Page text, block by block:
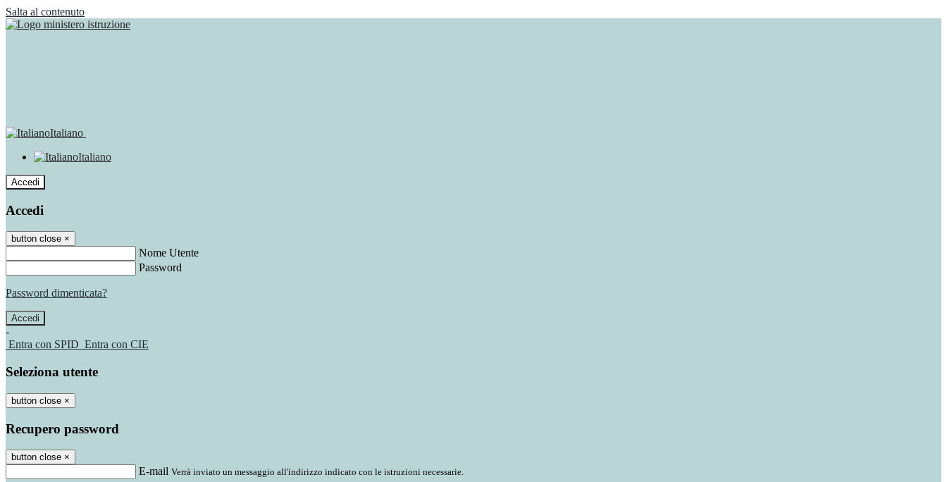
Salta al contenuto
Italiano
Italiano
Accedi
Accedi
button close ×
Nome Utente
Password
Password dimenticata?
-
Entra con SPID Entra con CIE
Seleziona utente
button close ×
Recupero password
button close ×
E-mail Verrà inviato un messaggio all'indirizzo indicato con le istruzioni necessarie.